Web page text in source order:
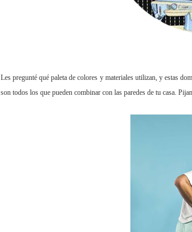
Les pregunté qué paleta de colores y materiales utilizan, y estas
son todos los que pueden combinar con las paredes de tu casa.